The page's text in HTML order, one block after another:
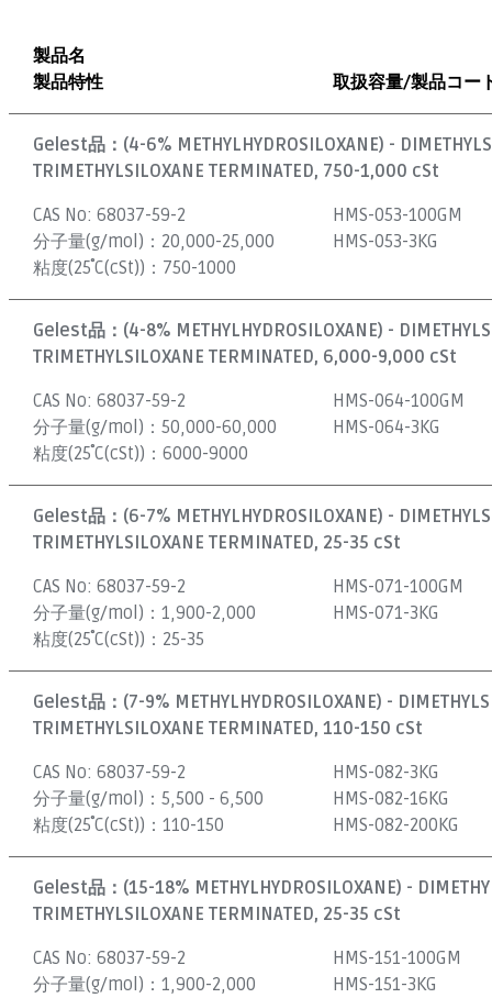
製品名
製品特性
取扱容量/製品コー
Gelest品： (4-6% METHYLHYDROSILOXANE) -
TRIMETHYLSILOXANE TERMINATED, 750-1,000 cSt
CAS No:68037-59-2
分子量(g/mol)： 20,000-25,000
粘度(25˚C(cSt))： 750-1000
HMS-053-100GM
HMS-053-3KG
Gelest品： (4-8% METHYLHYDROSILOXANE) -
TRIMETHYLSILOXANE TERMINATED, 6,000-9,000 cSt
CAS No:68037-59-2
分子量(g/mol)：50,000-60,000
粘度(25˚C(cSt))：6000-9000
HMS-064-100GM
HMS-064-3KG
Gelest品： (6-7% METHYLHYDROSILOXANE) -
TRIMETHYLSILOXANE TERMINATED, 25-35 cSt
CAS No:68037-59-2
分子量(g/mol)：1,900-2,000
粘度(25˚C(cSt))： 25-35
HMS-071-100GM
HMS-071-3KG
Gelest品： (7-9% METHYLHYDROSILOXANE) -
TRIMETHYLSILOXANE TERMINATED, 110-150 cSt
CAS No:68037-59-2
分子量(g/mol)：5,500 - 6,500
粘度(25˚C(cSt))：110-150
HMS-082-3KG
HMS-082-16KG
HMS-082-200KG
Gelest品： (15-18% METHYLHYDROSILOXANE) -
TRIMETHYLSILOXANE TERMINATED, 25-35 cSt
CAS No:68037-59-2
分子量(g/mol)：1,900-2,000
HMS-151-100GM
HMS-151-3KG